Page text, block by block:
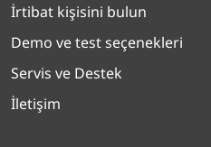
İrtibat kişisini bulun
Demo ve test seçenekleri
Servis ve Destek
İletişim